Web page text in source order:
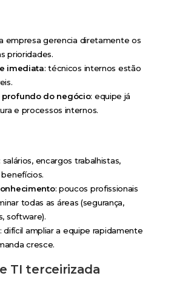
empresa gerencia diretamente os
prioridades.
imediata: técnicos internos estão
profundo do negócio: equipe já
e processos internos.
salários, encargos trabalhistas,
: poucos profissionais
todas as áreas (segurança,
software).
: difícil ampliar a equipe rapidamente
cresce.
TI terceirizada